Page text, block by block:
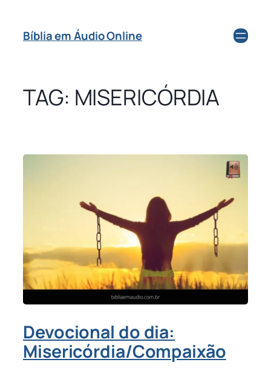
Bíblia em Áudio Online
TAG: MISERICÓRDIA
Devocional do dia:
Misericórdia/Compaixão